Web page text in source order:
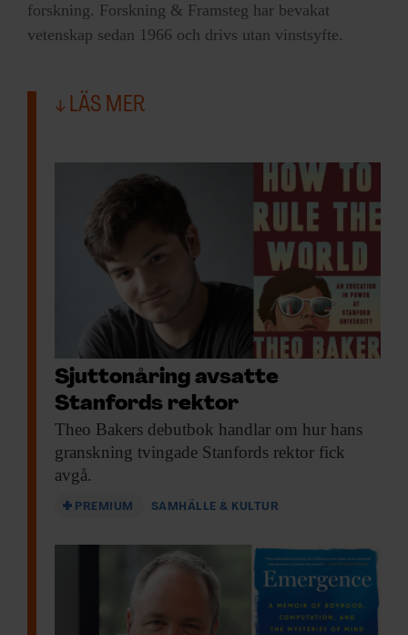
forskning. Forskning & Framsteg har bevakat
vetenskap sedan 1966 och drivs utan vinstsyfte.
LÄS MER
Sjuttonåring avsatte
Stanfords rektor
Theo Bakers debutbok handlar om hur hans
granskning tvingade Stanfords rektor fick
avgå.
PREMIUM SAMHÄLLE & KULTUR